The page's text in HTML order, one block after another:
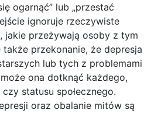
ogarnąć” lub „przestać
ignoruje rzeczywiste
jakie przeżywają osoby z tym
także przekonanie, że depresja
lub tych z problemami
ona dotknąć każdego,
statusu społecznego.
oraz obalanie mitów są